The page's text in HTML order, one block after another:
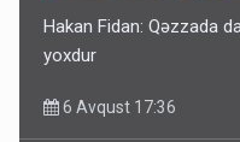
Hakan Fidan: Qəzzada
yoxdur
6 Avqust 17:36